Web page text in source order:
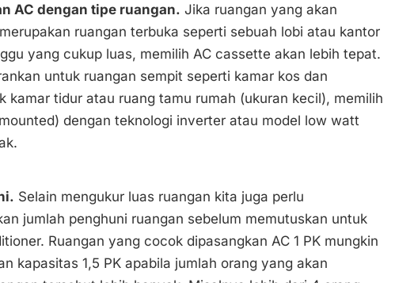
AC dengan tipe ruangan. Jika ruangan yang akan
ruangan terbuka seperti sebuah lobi atau kantor
yang cukup luas, memilih AC cassette akan lebih tepat.
untuk ruangan sempit seperti kamar kos dan
kamar tidur atau ruang tamu rumah (ukuran kecil), memilih
dengan teknologi inverter atau model low watt
Selain mengukur luas ruangan kita juga perlu
jumlah penghuni ruangan sebelum memutuskan untuk
Ruangan yang cocok dipasangkan AC 1 PK mungkin
kapasitas 1,5 PK apabila jumlah orang yang akan